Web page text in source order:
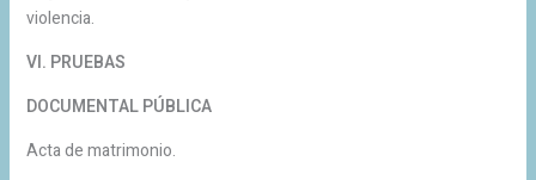
violencia.
VI. PRUEBAS
DOCUMENTAL PÚBLICA
Acta de matrimonio.